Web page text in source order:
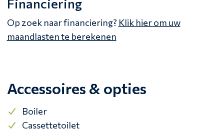
Op zoek naar financiering? Klik hier om uw
maandlasten te berekenen
Accessoires & opties
Boiler
Cassettetoilet